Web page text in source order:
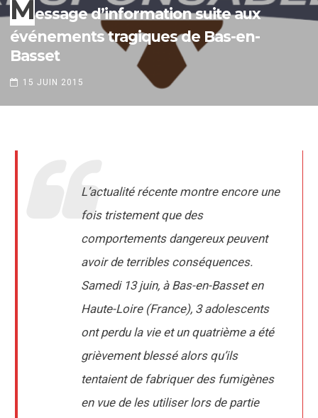
Message d’information suite aux
événements tragiques de Bas-en-
Basset
15 JUIN 2015
L’actualité récente montre encore une
fois tristement que des
comportements dangereux peuvent
avoir de terribles conséquences.
Samedi 13 juin, à Bas-en-Basset en
Haute-Loire (France), 3 adolescents
ont perdu la vie et un quatrième a été
grièvement blessé alors qu’ils
tentaient de fabriquer des fumigènes
en vue de les utiliser lors de partie